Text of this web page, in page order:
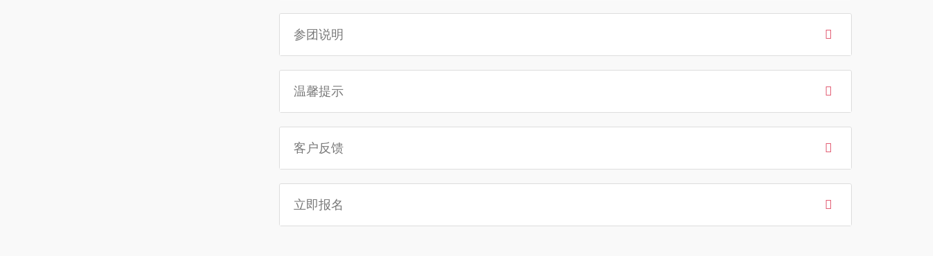
参团说明
温馨提示
客户反馈
立即报名